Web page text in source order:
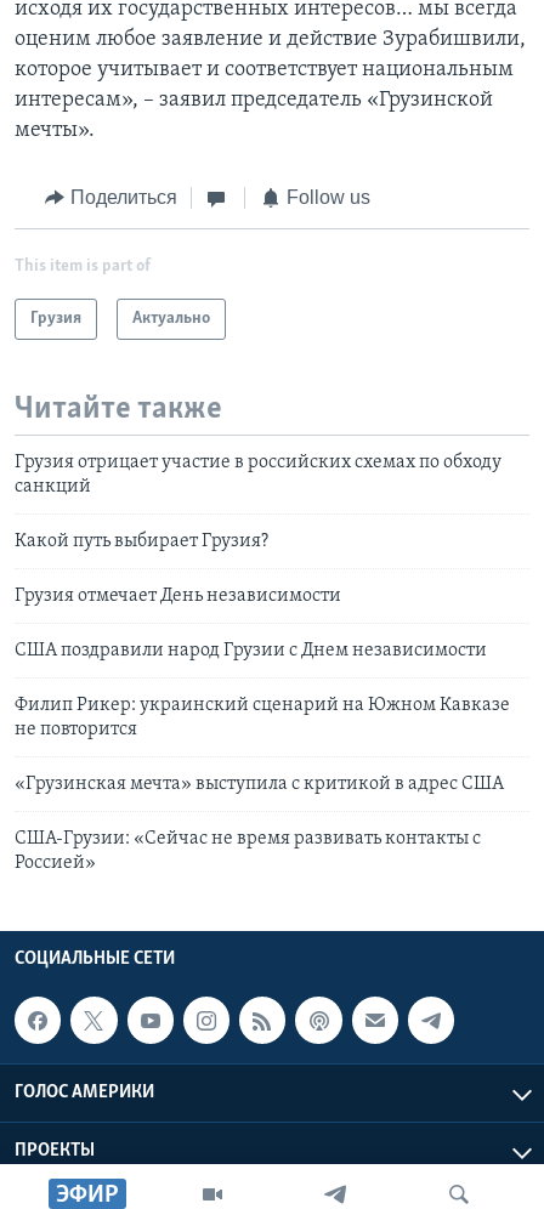
ЭФИР
исходя их государственных интересов… мы всегда
оценим любое заявление и действие Зурабишвили,
которое учитывает и соответствует национальным
интересам», – заявил председатель «Грузинской
мечты».
Поделиться Follow us
This item is part of
Грузия Актуально
Читайте также
Грузия отрицает участие в российских схемах по обходу
санкций
Какой путь выбирает Грузия?
Грузия отмечает День независимости
США поздравили народ Грузии с Днем независимости
Филип Рикер: украинский сценарий на Южном Кавказе
не повторится
«Грузинская мечта» выступила с критикой в адрес США
США-Грузии: «Сейчас не время развивать контакты с
Россией»
СОЦИАЛЬНЫЕ СЕТИ
ГОЛОС АМЕРИКИ
ПРОЕКТЫ